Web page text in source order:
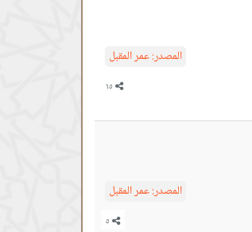
المصدر:عمر المقبل
المصدر:عمر المقبل